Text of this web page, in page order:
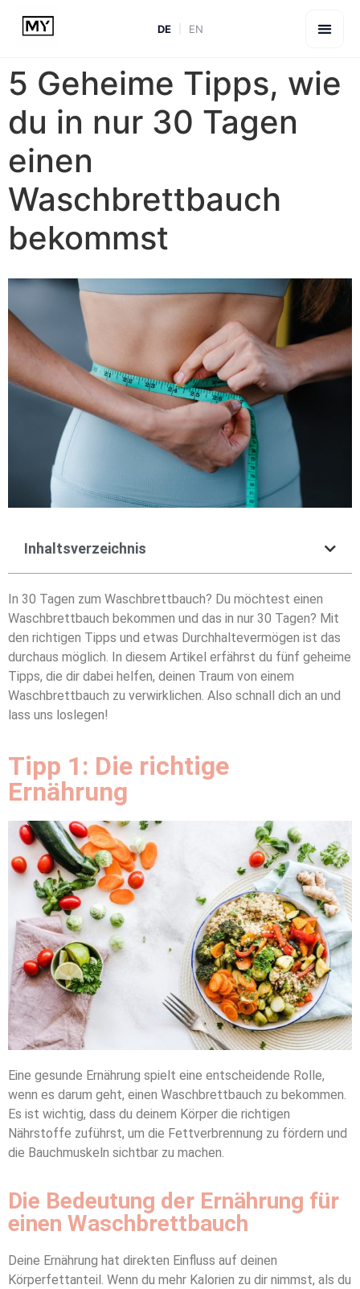
DE EN
5 Geheime Tipps, wie
du in nur 30 Tagen
einen
Waschbrettbauch
bekommst
Inhaltsverzeichnis
In 30 Tagen zum Waschbrettbauch? Du möchtest einen
Waschbrettbauch bekommen und das in nur 30 Tagen? Mit
den richtigen Tipps und etwas Durchhaltevermögen ist das
durchaus möglich. In diesem Artikel erfährst du fünf geheime
Tipps, die dir dabei helfen, deinen Traum von einem
Waschbrettbauch zu verwirklichen. Also schnall dich an und
lass uns loslegen!
Tipp 1: Die richtige
Ernährung
Eine gesunde Ernährung spielt eine entscheidende Rolle,
wenn es darum geht, einen Waschbrettbauch zu bekommen.
Es ist wichtig, dass du deinem Körper die richtigen
Nährstoffe zuführst, um die Fettverbrennung zu fördern und
die Bauchmuskeln sichtbar zu machen.
Die Bedeutung der Ernährung für
einen Waschbrettbauch
Deine Ernährung hat direkten Einfluss auf deinen
Körperfettanteil. Wenn du mehr Kalorien zu dir nimmst, als du